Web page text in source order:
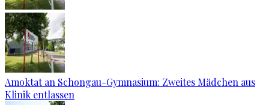
Amoktat an Schongau-Gymnasium: Zweites Mädchen aus
Klinik entlassen